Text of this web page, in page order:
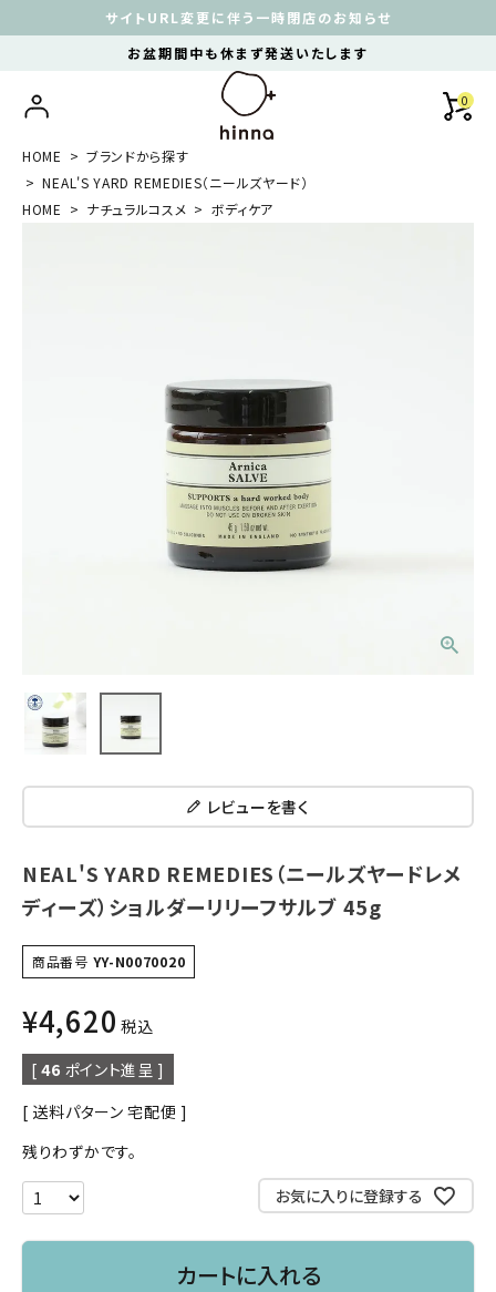
サイトURL変更に伴う一時閉店のお知らせ
お盆期間中も休まず発送いたします
0
HOME
ブランドから探す
NEAL'S YARD REMEDIES（ニールズヤード）
HOME
ナチュラルコスメ ボディケア
レビューを書く
NEAL'S YARD REMEDIES（ニールズヤードレメ
ディーズ）ショルダーリリーフサルブ 45g
商品番号 YY-N0070020
¥4,620 税込
[ 46 ポイント進呈 ]
送料パターン 宅配便
残りわずかです。
お気に入りに登録する
カートに入れる